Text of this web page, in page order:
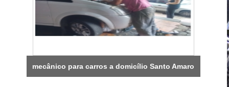
mecânico para carros a domicílio Santo Amaro